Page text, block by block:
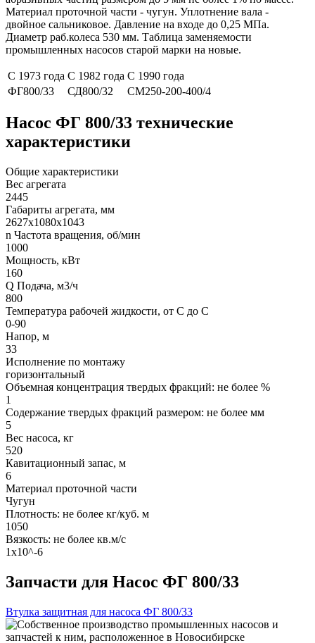
Материал проточной части - чугун. Уплотнение вала -
двойное сальниковое. Давление на входе до 0,25 МПа.
Диаметр раб.колеса 530 мм. Таблица заменяемости
промышленных насосов старой марки на новые.
С 1973 года С 1982 года С 1990 года
ФГ800/33
СД800/32 СМ250-200-400/4
Насос ФГ 800/33 технические
характеристики
Общие характеристики
Вес агрегата
2445
Габариты агрегата, мм
2627х1080х1043
n Частота вращения, об/мин
1000
Мощность, кВт
160
Q Подача, м3/ч
800
Температура рабочей жидкости, от С до С
0-90
Напор, м
33
Исполнение по монтажу
горизонтальный
Объемная концентрация твердых фракций: не более %
1
Содержание твердых фракций размером: не более мм
5
Вес насоса, кг
520
Кавитационный запас, м
6
Материал проточной части
Чугун
Плотность: не более кг/куб. м
1050
Вязкость: не более кв.м/с
1х10^-6
Запчасти для Насос ФГ 800/33
Втулка защитная для насоса ФГ 800/33